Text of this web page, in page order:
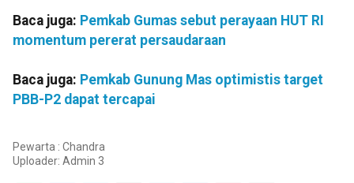
Baca juga: Pemkab Gumas sebut perayaan HUT RI
momentum pererat persaudaraan
Baca juga: Pemkab Gunung Mas optimistis target
PBB-P2 dapat tercapai
Pewarta : Chandra
Uploader: Admin 3